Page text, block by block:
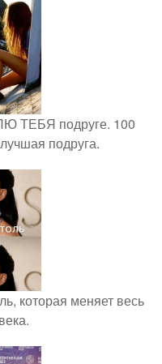
ТЕБЯ подруге. 100
подруга.
которая меняет весь